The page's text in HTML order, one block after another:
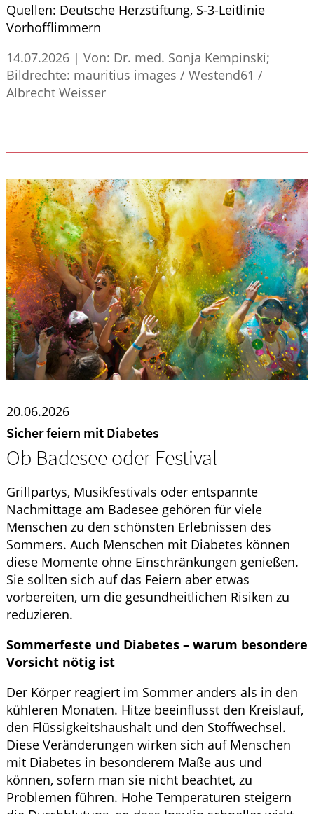
Quellen: Deutsche Herzstiftung, S-3-Leitlinie
Vorhofflimmern
14.07.2026 | Von: Dr. med. Sonja Kempinski;
Bildrechte: mauritius images / Westend61 /
Albrecht Weisser
20.06.2026
Sicher feiern mit Diabetes
Ob Badesee oder Festival
Grillpartys, Musikfestivals oder entspannte
Nachmittage am Badesee gehören für viele
Menschen zu den schönsten Erlebnissen des
Sommers. Auch Menschen mit Diabetes können
diese Momente ohne Einschränkungen genießen.
Sie sollten sich auf das Feiern aber etwas
vorbereiten, um die gesundheitlichen Risiken zu
reduzieren.
Sommerfeste und Diabetes – warum besondere
Vorsicht nötig ist
Der Körper reagiert im Sommer anders als in den
kühleren Monaten. Hitze beeinflusst den Kreislauf,
den Flüssigkeitshaushalt und den Stoffwechsel.
Diese Veränderungen wirken sich auf Menschen
mit Diabetes in besonderem Maße aus und
können, sofern man sie nicht beachtet, zu
Problemen führen. Hohe Temperaturen steigern